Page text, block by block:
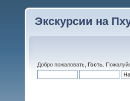
Экскурсии на
Добро пожаловать, Гость .